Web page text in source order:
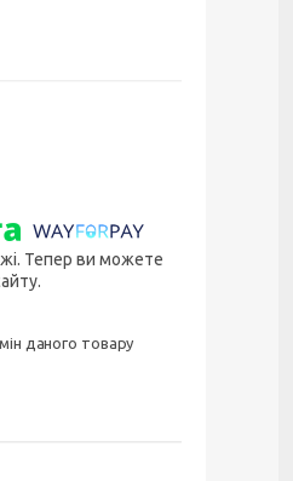
Тепер ви можете